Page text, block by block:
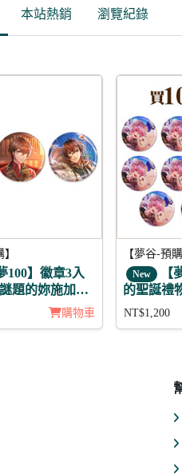
本站熱銷 瀏覽紀錄
100】徽章3入
題的妳施加愛
亞
購物車
【夢谷-預購
New 【
的聖誕禮
章11入組
NT$1,200